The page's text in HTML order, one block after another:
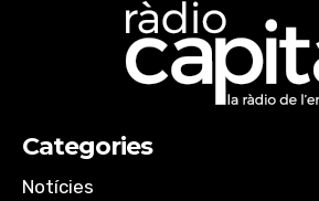
Categories
Notícies